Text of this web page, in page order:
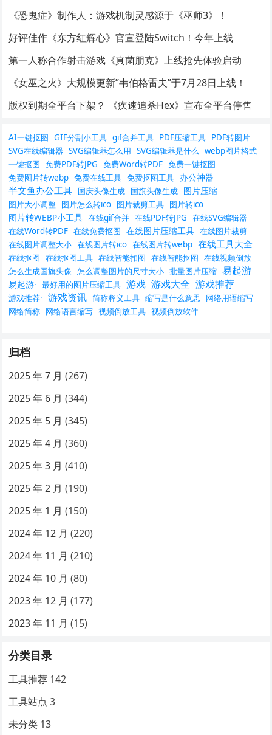
《恐鬼症》制作人：游戏机制灵感源于《巫师3》！
好评佳作《东方红辉心》官宣登陆Switch！今年上线
第一人称合作射击游戏《真菌朋克》上线抢先体验启动
《女巫之火》大规模更新”韦伯格雷夫”于7月28日上线！
版权到期全平台下架？ 《疾速追杀Hex》宣布全平台停售
AI一键抠图 GIF分割小工具 gif合并工具 PDF压缩工具 PDF转图片
SVG在线编辑器 SVG编辑器怎么用 SVG编辑器是什么 webp图片格式
一键抠图 免费PDF转JPG 免费Word转PDF 免费一键抠图
免费图片转webp 免费在线工具 免费抠图工具 办公神器
半文鱼办公工具 国庆头像生成 国旗头像生成 图片压缩
图片大小调整 图片怎么转ico 图片裁剪工具 图片转ico
图片转WEBP小工具 在线gif合并 在线PDF转JPG 在线SVG编辑器
在线Word转PDF 在线免费抠图 在线图片压缩工具 在线图片裁剪
在线图片调整大小 在线图片转ico 在线图片转webp 在线工具大全
在线抠图 在线抠图工具 在线智能扣图 在线智能抠图 在线视频倒放
怎么生成国旗头像 怎么调整图片的尺寸大小 批量图片压缩 易起游
易起游· 最好用的图片压缩工具 游戏 游戏大全 游戏推荐
游戏推荐· 游戏资讯 简称释义工具 缩写是什么意思
网络用语缩写
网络简称 网络语言缩写 视频倒放工具 视频倒放软件
归档
2025 年 7 月 (267)
2025 年 6 月 (344)
2025 年 5 月 (345)
2025 年 4 月 (360)
2025 年 3 月 (410)
2025 年 2 月 (190)
2025 年 1 月 (150)
2024 年 12 月 (220)
2024 年 11 月 (210)
2024 年 10 月 (80)
2023 年 12 月 (177)
2023 年 11 月 (15)
分类目录
工具推荐 142
工具站点 3
未分类 13